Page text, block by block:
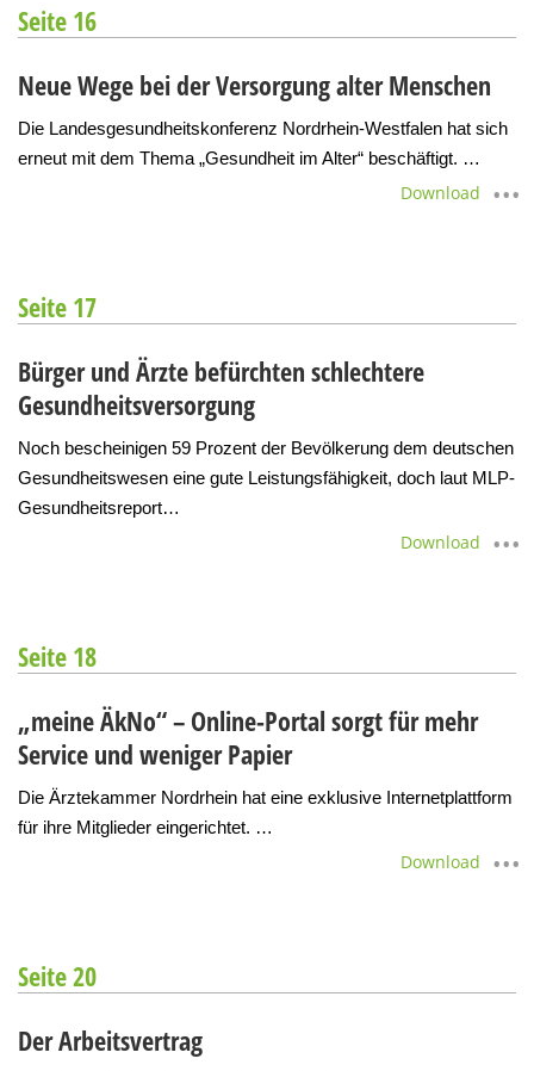
Seite 16
Neue Wege bei der Versorgung alter Menschen
Die Landesgesundheitskonferenz Nordrhein-Westfalen hat sich
erneut mit dem Thema „Gesundheit im Alter“ beschäftigt. …
Download
Seite 17
Bürger und Ärzte befürchten schlechtere
Gesundheitsversorgung
Noch bescheinigen 59 Prozent der Bevölkerung dem deutschen
Gesundheitswesen eine gute Leistungsfähigkeit, doch laut MLP-
Gesundheitsreport…
Download
Seite 18
„meine ÄkNo“ – Online-Portal sorgt für mehr
Service und weniger Papier
Die Ärztekammer Nordrhein hat eine exklusive Internetplattform
für ihre Mitglieder eingerichtet. …
Download
Seite 20
Der Arbeitsvertrag